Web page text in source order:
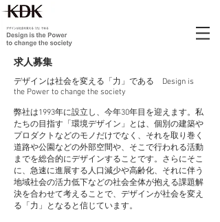
求人募集
デザインは社会を変える「力」である Design is
the Power to change the society
弊社は1993年に設立し、今年30年目を迎えます。私
たちの目指す「環境デザイン」とは、個別の建築や
プロダクトなどのモノだけでなく、それを取り巻く
道路や公園などの外部空間や、そこで行われる活動
までを総合的にデザインすることです。さらにそこ
に、急速に進展する人口減少や高齢化、それに伴う
地域社会の活力低下などの社会全体が抱える課題解
決を合わせて考えることで、デザインが社会を変え
る「力」となると信じています。